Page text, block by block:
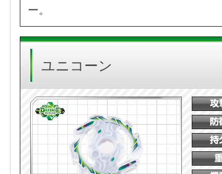
ー。
ユニコーン